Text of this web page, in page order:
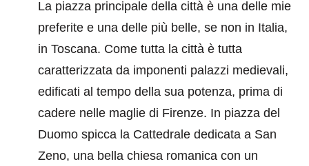
La piazza principale della città è una delle mie
preferite e una delle più belle, se non in Italia,
in Toscana. Come tutta la città è tutta
caratterizzata da imponenti palazzi medievali,
edificati al tempo della sua potenza, prima di
cadere nelle maglie di Firenze. In piazza del
Duomo spicca la Cattedrale dedicata a San
Zeno, una bella chiesa romanica con un